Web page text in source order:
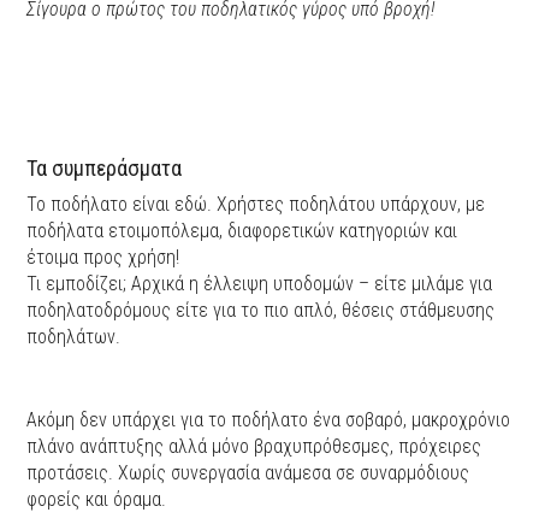
Σίγουρα ο πρώτος του ποδηλατικός γύρος υπό βροχή!
Τα συμπεράσματα
Το ποδήλατο είναι εδώ. Χρήστες ποδηλάτου υπάρχουν, με
ποδήλατα ετοιμοπόλεμα, διαφορετικών κατηγοριών και
έτοιμα προς χρήση!
Τι εμποδίζει; Αρχικά η έλλειψη υποδομών – είτε μιλάμε για
ποδηλατοδρόμους είτε για το πιο απλό, θέσεις στάθμευσης
ποδηλάτων.
Ακόμη δεν υπάρχει για το ποδήλατο ένα σοβαρό, μακροχρόνιο
πλάνο ανάπτυξης αλλά μόνο βραχυπρόθεσμες, πρόχειρες
προτάσεις. Χωρίς συνεργασία ανάμεσα σε συναρμόδιους
φορείς και όραμα.